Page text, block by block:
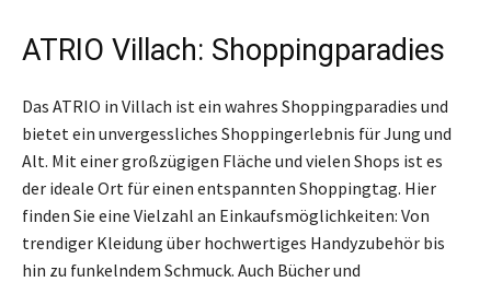
ATRIO Villach: Shoppingparadies
Das ATRIO in Villach ist ein wahres Shoppingparadies und
bietet ein unvergessliches Shoppingerlebnis für Jung und
Alt. Mit einer großzügigen Fläche und vielen Shops ist es
der ideale Ort für einen entspannten Shoppingtag. Hier
finden Sie eine Vielzahl an Einkaufsmöglichkeiten: Von
trendiger Kleidung über hochwertiges Handyzubehör bis
hin zu funkelndem Schmuck. Auch Bücher und